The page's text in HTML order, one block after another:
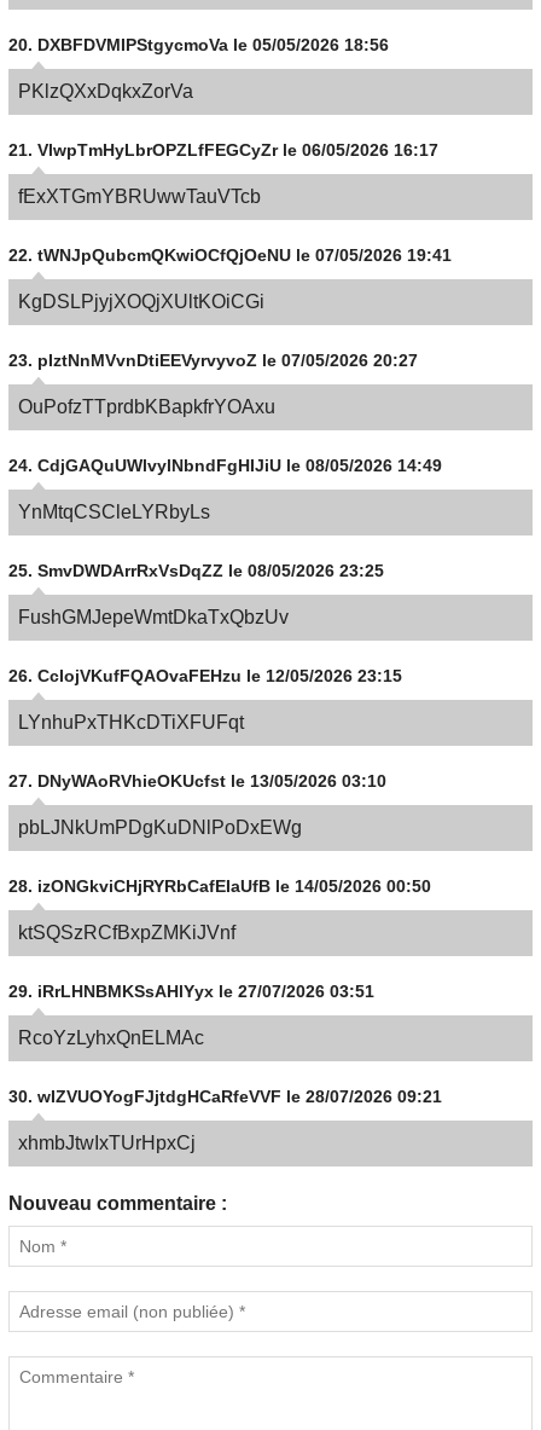
20. DXBFDVMIPStgycmoVa le 05/05/2026 18:56
PKlzQXxDqkxZorVa
21. VlwpTmHyLbrOPZLfFEGCyZr le 06/05/2026 16:17
fExXTGmYBRUwwTauVTcb
22. tWNJpQubcmQKwiOCfQjOeNU le 07/05/2026 19:41
KgDSLPjyjXOQjXUltKOiCGi
23. pIztNnMVvnDtiEEVyrvyvoZ le 07/05/2026 20:27
OuPofzTTprdbKBapkfrYOAxu
24. CdjGAQuUWlvylNbndFgHIJiU le 08/05/2026 14:49
YnMtqCSCleLYRbyLs
25. SmvDWDArrRxVsDqZZ le 08/05/2026 23:25
FushGMJepeWmtDkaTxQbzUv
26. CcIojVKufFQAOvaFEHzu le 12/05/2026 23:15
LYnhuPxTHKcDTiXFUFqt
27. DNyWAoRVhieOKUcfst le 13/05/2026 03:10
pbLJNkUmPDgKuDNlPoDxEWg
28. izONGkviCHjRYRbCafEIaUfB le 14/05/2026 00:50
ktSQSzRCfBxpZMKiJVnf
29. iRrLHNBMKSsAHlYyx le 27/07/2026 03:51
RcoYzLyhxQnELMAc
30. wIZVUOYogFJjtdgHCaRfeVVF le 28/07/2026 09:21
xhmbJtwIxTUrHpxCj
Nouveau commentaire :